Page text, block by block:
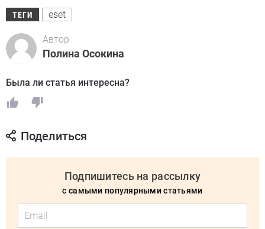
ТЕГИ eset
Автор
Полина Осокина
Была ли статья интересна?
Поделиться
Подпишитесь на рассылку
с самыми популярными статьями